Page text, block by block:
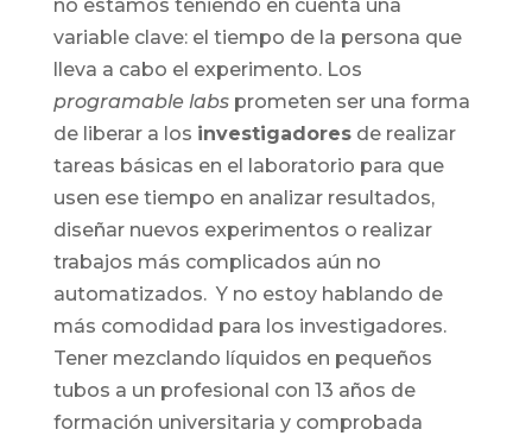
no estamos teniendo en cuenta una
variable clave: el tiempo de la persona que
lleva a cabo el experimento. Los
programable labsprometen ser una forma
de liberar a los investigadoresde realizar
tareas básicas en el laboratorio para que
usen ese tiempo en analizar resultados,
diseñar nuevos experimentos o realizar
trabajos más complicados aún no
automatizados. Y no estoy hablando de
más comodidad para los investigadores.
Tener mezclando líquidos en pequeños
tubos a un profesional con 13 años de
formación universitaria y comprobada